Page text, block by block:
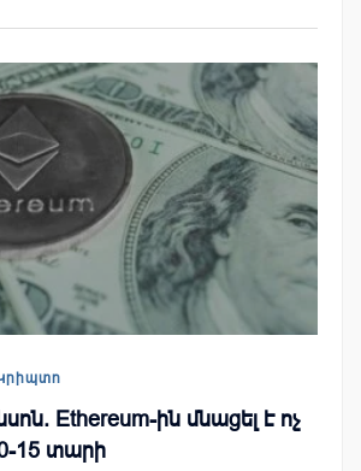
Ethereum-ին մնացել է ոչ
15 տարի